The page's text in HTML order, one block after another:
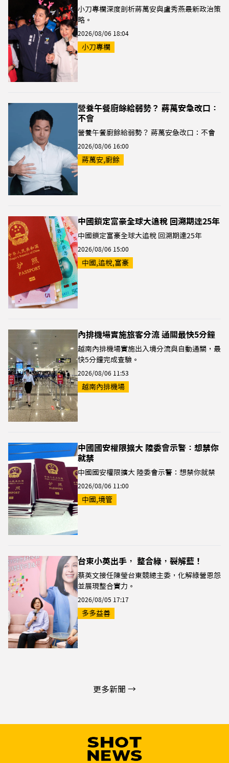
小刀專欄深度剖析蔣萬安與盧秀燕最新政治策
略。
2026/08/06 18:04
小刀專欄
營養午餐廚餘給弱勢？ 蔣萬安急改口：
不會
營養午餐廚餘給弱勢？ 蔣萬安急改口：不會
2026/08/06 16:00
蔣萬安,廚餘
中國鎖定富豪全球大追稅 回溯期達25年
中國鎖定富豪全球大追稅 回溯期達25年
2026/08/06 15:00
中國,追稅,富豪
內排機場實施旅客分流 通關最快5分鐘
越南內排機場實施出入境分流與自動通關，最
快5分鐘完成查驗。
2026/08/06 11:53
越南內排機場
中國國安權限擴大 陸委會示警：想禁你
就禁
中國國安權限擴大 陸委會示警：想禁你就禁
2026/08/06 11:00
中國,境管
台東小英出手， 整合綠，裂解藍！
蔡英文接任陳瑩台東競總主委，化解綠營恩怨
並展現整合實力。
2026/08/05 17:17
多多益善
更多新聞 →